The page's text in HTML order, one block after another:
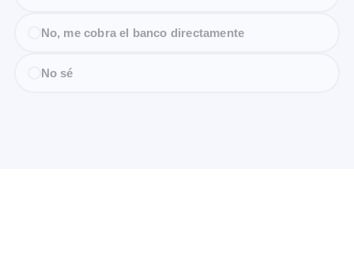
No, me cobra el banco directamente
No sé